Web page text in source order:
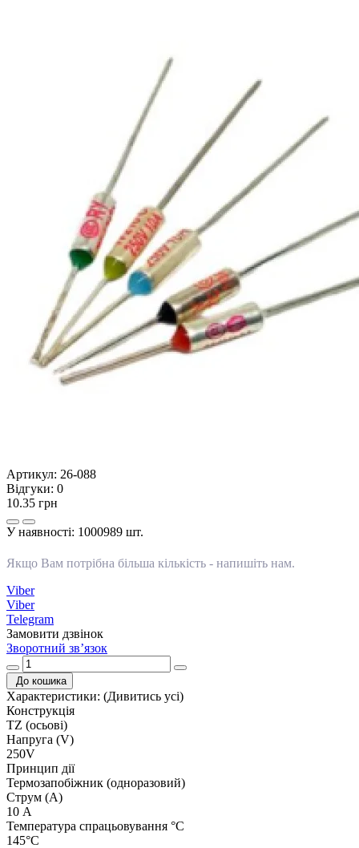
Артикул: 26-088
Відгуки: 0
10.35 грн
У наявності: 1000989 шт.
Якщо Вам потрібна більша кількість - напишіть нам.
Viber
Viber
Telegram
Замовити дзвінок
Зворотний зв’язок
До кошика
Характеристики: (Дивитись усі)
Конструкція
TZ (осьові)
Напруга (V)
250V
Принцип дії
Термозапобіжник (одноразовий)
Струм (А)
10 А
Температура спрацьовування °C
145°C